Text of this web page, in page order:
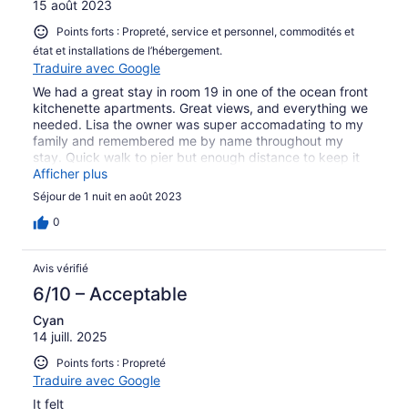
15 août 2023
Points forts : Propreté, service et personnel, commodités et
état et installations de l’hébergement.
Traduire avec Google
We had a great stay in room 19 in one of the ocean front
kitchenette apartments. Great views, and everything we
needed. Lisa the owner was super accomadating to my
family and remembered me by name throughout my
stay. Quick walk to pier but enough distance to keep it
quiet both on the street and the beach. I will be back!
Afficher plus
Séjour de 1 nuit en août 2023
0
Avis vérifié
6/10 – Acceptable
Cyan
14 juill. 2025
Points forts : Propreté
Traduire avec Google
It felt